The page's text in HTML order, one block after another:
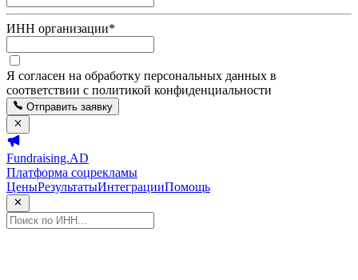
ИНН организации*
Я согласен на обработку персональных данных в
соответствии с политикой конфиденциальности
Отправить заявку
Fundraising.AD
Платформа соцрекламы
ЦеныРезультатыИнтеграцииПомощь